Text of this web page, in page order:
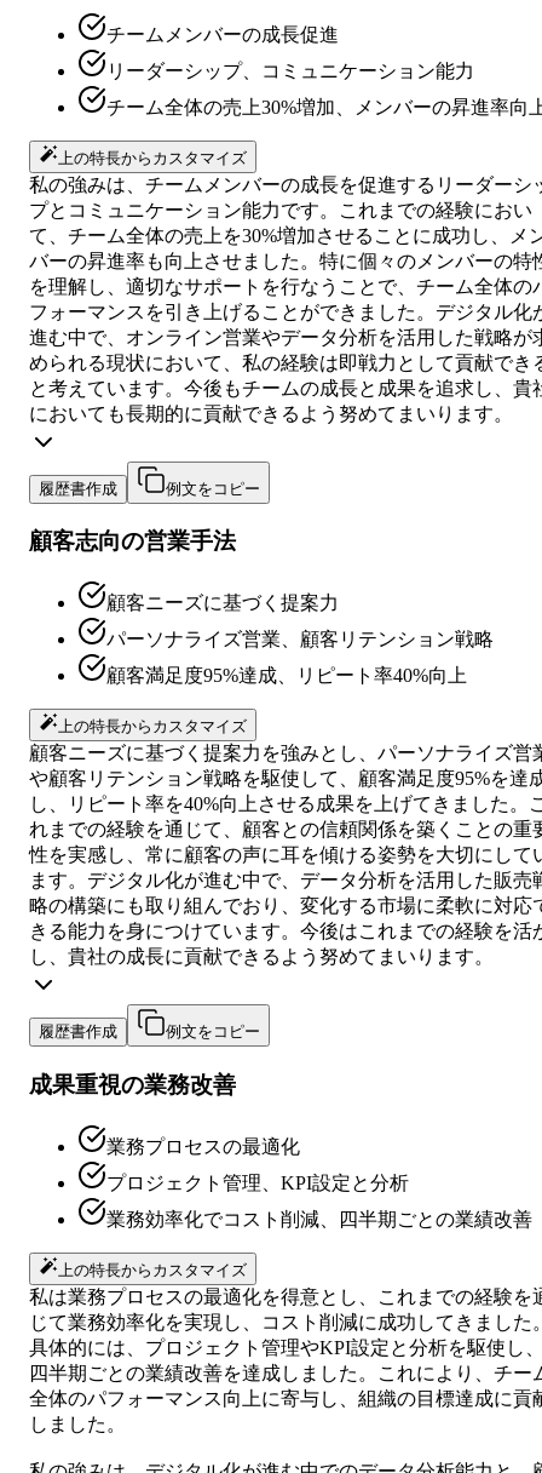
チームメンバーの成長促進
リーダーシップ、コミュニケーション能力
チーム全体の売上30%増加、メンバーの昇進率向
上の特長からカスタマイズ
私の強みは、チームメンバーの成長を促進するリーダーシ
プとコミュニケーション能力です。これまでの経験におい
て、チーム全体の売上を30%増加させることに成功し、メ
バーの昇進率も向上させました。特に個々のメンバーの特
を理解し、適切なサポートを行なうことで、チーム全体の
フォーマンスを引き上げることができました。デジタル化
進む中で、オンライン営業やデータ分析を活用した戦略が
められる現状において、私の経験は即戦力として貢献でき
と考えています。今後もチームの成長と成果を追求し、貴
においても長期的に貢献できるよう努めてまいります。
履歴書作成 例文をコピー
顧客志向の営業手法
顧客ニーズに基づく提案力
パーソナライズ営業、顧客リテンション戦略
顧客満足度95%達成、リピート率40%向上
上の特長からカスタマイズ
顧客ニーズに基づく提案力を強みとし、パーソナライズ営
や顧客リテンション戦略を駆使して、顧客満足度95%を達
し、リピート率を40%向上させる成果を上げてきました。
れまでの経験を通じて、顧客との信頼関係を築くことの重
性を実感し、常に顧客の声に耳を傾ける姿勢を大切にして
ます。デジタル化が進む中で、データ分析を活用した販売
略の構築にも取り組んでおり、変化する市場に柔軟に対応
きる能力を身につけています。今後はこれまでの経験を活
し、貴社の成長に貢献できるよう努めてまいります。
履歴書作成 例文をコピー
成果重視の業務改善
業務プロセスの最適化
プロジェクト管理、KPI設定と分析
業務効率化でコスト削減、四半期ごとの業績改善
上の特長からカスタマイズ
私は業務プロセスの最適化を得意とし、これまでの経験を
じて業務効率化を実現し、コスト削減に成功してきました
具体的には、プロジェクト管理やKPI設定と分析を駆使し
四半期ごとの業績改善を達成しました。これにより、チー
全体のパフォーマンス向上に寄与し、組織の目標達成に貢
しました。